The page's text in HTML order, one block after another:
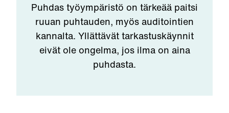
Puhdas työympäristö on tärkeää paitsi
ruuan puhtauden, myös auditointien
kannalta. Yllättävät tarkastuskäynnit
eivät ole ongelma, jos ilma on aina
puhdasta.